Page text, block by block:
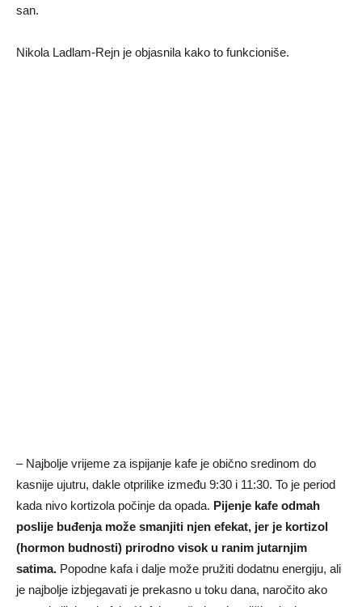
san.
Nikola Ladlam-Rejn je objasnila kako to funkcioniše.
– Najbolje vrijeme za ispijanje kafe je obično sredinom do
kasnije ujutru, dakle otprilike između 9:30 i 11:30. To je period
kada nivo kortizola počinje da opada. Pijenje kafe odmah
poslije buđenja može smanjiti njen efekat, jer je kortizol
(hormon budnosti) prirodno visok u ranim jutarnjim
satima. Popodne kafa i dalje može pružiti dodatnu energiju, ali
je najbolje izbjegavati je prekasno u toku dana, naročito ako